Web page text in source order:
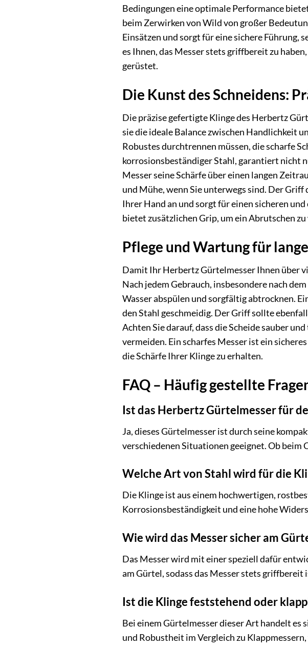
Bedingungen eine optimale Performance
beim Zerwirken von Wild von großer
Einsätzen und sorgt für eine sichere
es Ihnen, das Messer stets griffbereit zu
gerüstet.
Die Kunst des Schneidens:
Die präzise gefertigte Klinge des Herbertz
sie die ideale Balance zwischen Handlichkeit
Robustes durchtrennen müssen, die scharfe
korrosionsbeständiger Stahl, garantiert nicht
Messer seine Schärfe über einen langen
und Mühe, wenn Sie unterwegs sind. Der
Ihrer Hand an und sorgt für einen sicheren
bietet zusätzlichen Grip, um ein Abrutschen
Pflege und Wartung für
Damit Ihr Herbertz Gürtelmesser Ihnen über
Nach jedem Gebrauch, insbesondere nach
Wasser abspülen und sorgfältig abtrocknen.
den Stahl geschmeidig. Der Griff sollte
Achten Sie darauf, dass die Scheide sauber
vermeiden. Ein scharfes Messer ist ein
die Schärfe Ihrer Klinge zu erhalten.
FAQ – Häufig gestellte
Ist das Herbertz Gürtelmesser für
Ja, dieses Gürtelmesser ist durch seine
verschiedenen Situationen geeignet. Ob beim
Welche Art von Stahl wird für die
Die Klinge ist aus einem hochwertigen,
Korrosionsbeständigkeit und eine hohe
Wie wird das Messer sicher am
Das Messer wird mit einer speziell dafür
am Gürtel, sodass das Messer stets
Ist die Klinge feststehend oder
Bei einem Gürtelmesser dieser Art handelt es
und Robustheit im Vergleich zu